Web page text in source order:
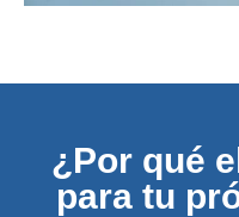
¿Por qué
para tu